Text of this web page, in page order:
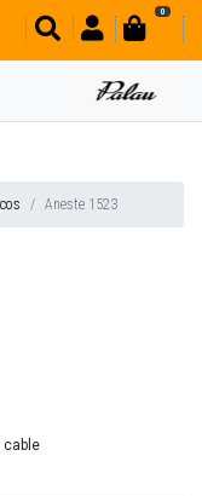
0
Aneste 1523
cable